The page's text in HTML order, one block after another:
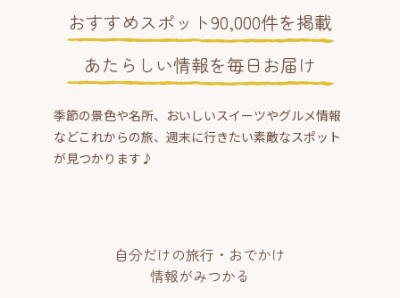
おすすめスポット90,000件を掲載
あたらしい情報を毎日お届け
季節の景色や名所、おいしいスイーツやグルメ情報
などこれからの旅、週末に行きたい素敵なスポット
が見つかります♪
自分だけの旅行・おでかけ
情報がみつかる